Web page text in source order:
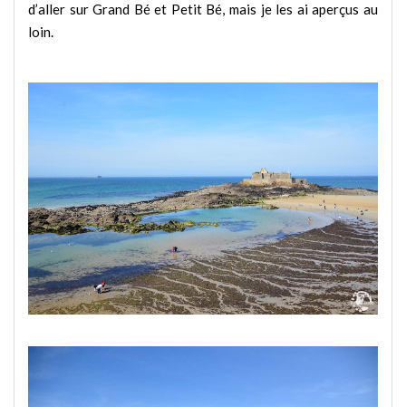
d’aller sur Grand Bé et Petit Bé, mais je les ai aperçus au
loin.